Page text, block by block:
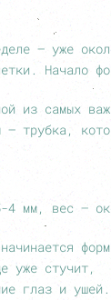
– уже
Начало
из самых
– трубка,
4 мм, вес –
уже
глаз и